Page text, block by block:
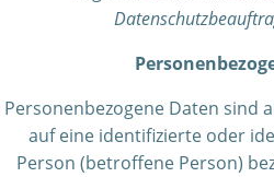
Personenbezogene Daten sind
auf eine identifizierte oder
Person (betroffene Person)